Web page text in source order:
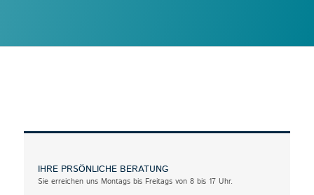
IHRE PRSÖNLICHE BERATUNG
Sie erreichen uns Montags bis Freitags von 8 bis 17 Uhr.